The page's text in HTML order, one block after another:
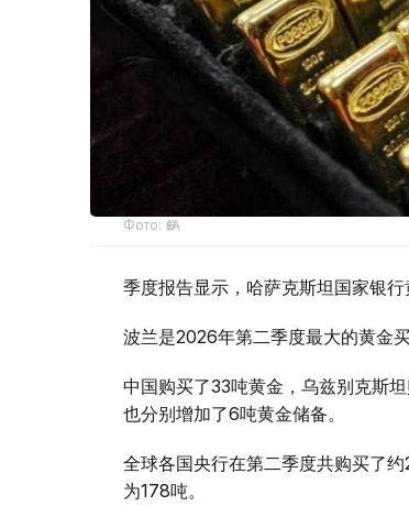
Фото: ӨзА
季度报告显示，哈萨克斯坦国家银行
波兰是2026年第二季度最大的黄金
中国购买了33吨黄金，乌兹别克斯
也分别增加了6吨黄金储备。
全球各国央行在第二季度共购买了
为178吨。